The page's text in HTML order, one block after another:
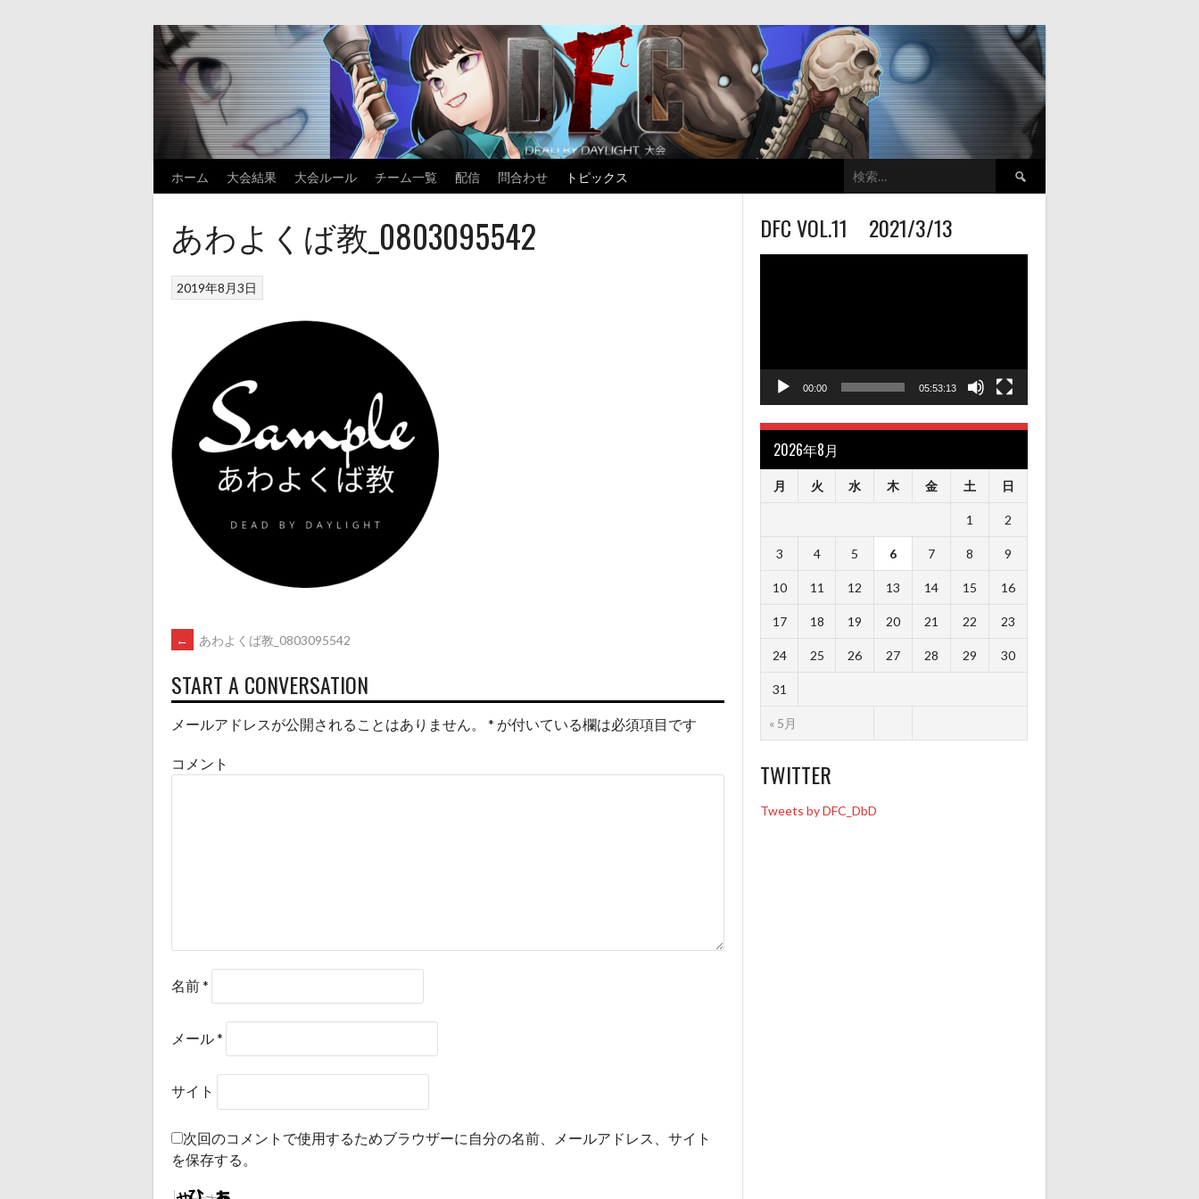
ホーム 大会結果 大会ルール チーム一覧 配信 問合わせ トピックス
索:
あわよくば教_0803095542
2019年8月3日
POST
NAVIGATION
← あわよくば教_0803095542
START A CONVERSATION
メールアドレスが公開されることはありません。 * が付いている欄は必須項目です
コメント
名前*
メール*
サイト
次回のコメントで使用するためブラウザーに自分の名前、メールアドレス、サイト
を保存する。
DFC VOL.11 2021/3/13
00:00 05:53:13
2026年8月
月 火 水 木 金 土 日
« 5月
1 2
3 4 5 6 7 8 9
10 11 12 13 14 15 16
17 18 19 20 21 22 23
24 25 26 27 28 29 30
31
TWITTER
Tweets by DFC_DbD